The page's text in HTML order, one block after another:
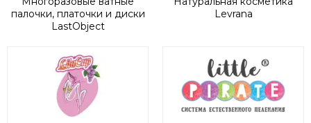
палочки, платочки и диски
LastObject
Levrana